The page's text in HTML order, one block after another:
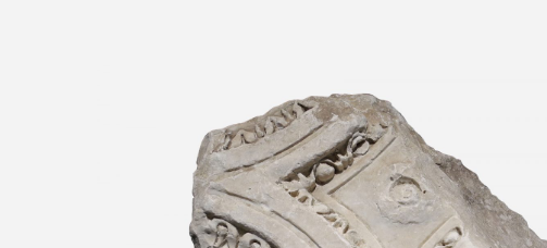
Fragmento del arquitrabe del
Coliseo